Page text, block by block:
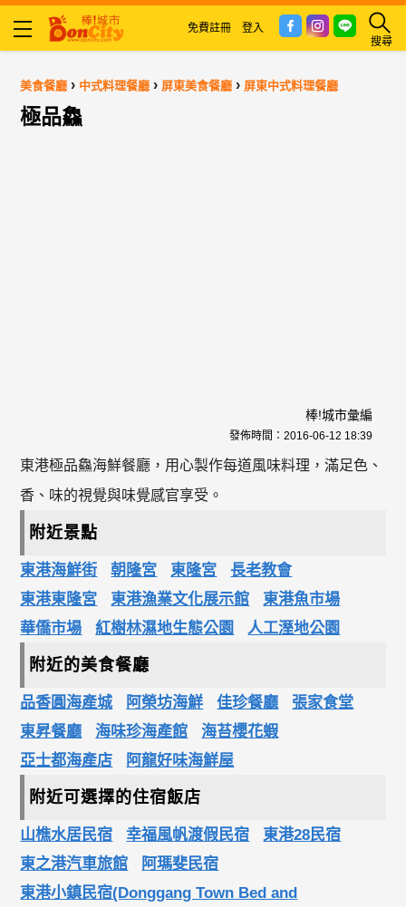
搜尋
免費註冊 登入
美食餐廳 › 中式料理餐廳 › 屏東美食餐廳 › 屏東中式料理餐廳
極品鱻
棒!城市彙編
發佈時間： 2016-06-12 18:39
東港極品鱻海鮮餐廳，用心製作每道風味料理，滿足色、
香、味的視覺與味覺感官享受。
附近景點
東港海鮮街 朝隆宮 東隆宮
長老教會
東港東隆宮
東港漁業文化展示館
東港魚市場
華僑市場
紅樹林濕地生態公園 人工溼地公園
附近的美食餐廳
品香圓海產城 阿榮坊海鮮 佳珍餐廳
張家食堂
東昇餐廳
海味珍海產館
海苔櫻花蝦
亞士都海產店
阿龍好味海鮮屋
附近可選擇的住宿飯店
山樵水居民宿 幸福風帆渡假民宿
東港28民宿
東之港汽車旅館
阿瑪斐民宿
東港小鎮民宿(Donggang Town Bed and